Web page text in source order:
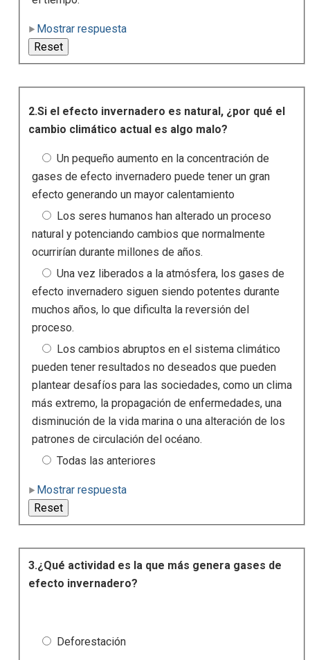
Mostrar respuesta
2.Si el efecto invernadero es natural, ¿por qué el
cambio climático actual es algo malo?
Un pequeño aumento en la concentración de
gases de efecto invernadero puede tener un gran
efecto generando un mayor calentamiento
Los seres humanos han alterado un proceso
natural y potenciando cambios que normalmente
ocurrirían durante millones de años.
Una vez liberados a la atmósfera, los gases de
efecto invernadero siguen siendo potentes durante
muchos años, lo que dificulta la reversión del
proceso.
Los cambios abruptos en el sistema climático
pueden tener resultados no deseados que pueden
plantear desafíos para las sociedades, como un clima
más extremo, la propagación de enfermedades, una
disminución de la vida marina o una alteración de los
patrones de circulación del océano.
Todas las anteriores
Mostrar respuesta
3.¿Qué actividad es la que más genera gases de
efecto invernadero?
Deforestación